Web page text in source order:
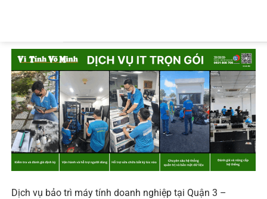
dung
Dịch vụ bảo trì máy tính doanh nghiệp tại Quận 3 –